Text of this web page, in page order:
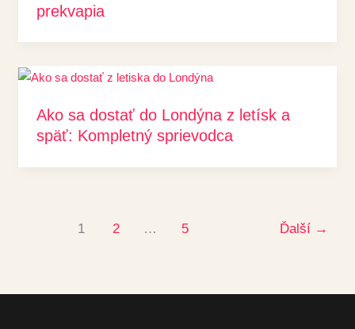
prekvapia
Ako sa dostať do Londýna z letísk a
späť: Kompletný sprievodca
1 2 … 5 Ďalší →